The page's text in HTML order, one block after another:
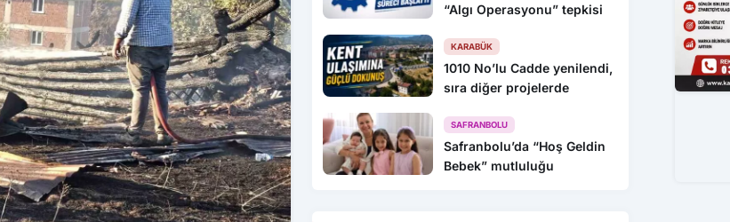
“Algı Operasyonu” tepkisi
KARABÜK
1010 No’lu Cadde yenilendi,
sıra diğer projelerde
SAFRANBOLU
Safranbolu’da “Hoş Geldin
Bebek” mutluluğu